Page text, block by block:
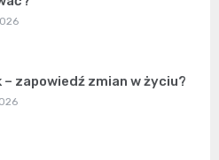
– zapowiedź zmian w życiu?